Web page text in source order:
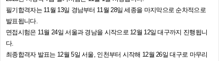
필기합격자는 11월 13일 경남부터 11월 28일 세종을 마지막으로 순차적으로
발표됩니다.
면접시험은 11월 24일 서울과 경남을 시작으로 12월 12일 대구까지 진행됩니
다.
최종합격자 발표는 12월 5일 서울, 인천부터 시작해 12월 26일 대구로 마무리